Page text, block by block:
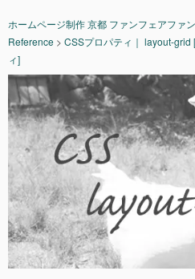
ホームページ制作 京都 ファンフェアファ
Reference > CSSプロパティ｜ layout-grid
ィ]